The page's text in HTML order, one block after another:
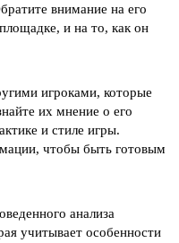
внимание на его
и на то, как он
игроками, которые
их мнение о его
и стиле игры.
чтобы быть готовым
анализа
учитывает особенности